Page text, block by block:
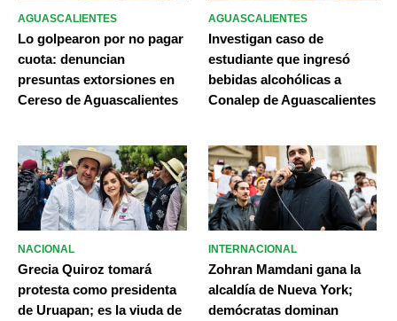
AGUASCALIENTES
Lo golpearon por no pagar
cuota: denuncian
presuntas extorsiones en
Cereso de Aguascalientes
AGUASCALIENTES
Investigan caso de
estudiante que ingresó
bebidas alcohólicas a
Conalep de Aguascalientes
NACIONAL
Grecia Quiroz tomará
protesta como presidenta
de Uruapan; es la viuda de
INTERNACIONAL
Zohran Mamdani gana la
alcaldía de Nueva York;
demócratas dominan